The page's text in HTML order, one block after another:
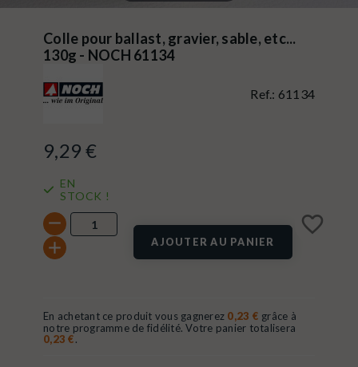
Colle pour ballast, gravier, sable, etc...
130g - NOCH 61134
Ref.: 61134
9,29 €
EN
STOCK !
AJOUTER AU PANIER
favorite_border
En achetant ce produit vous gagnerez 0,23 € grâce à
notre programme de fidélité. Votre panier totalisera
0,23 €.